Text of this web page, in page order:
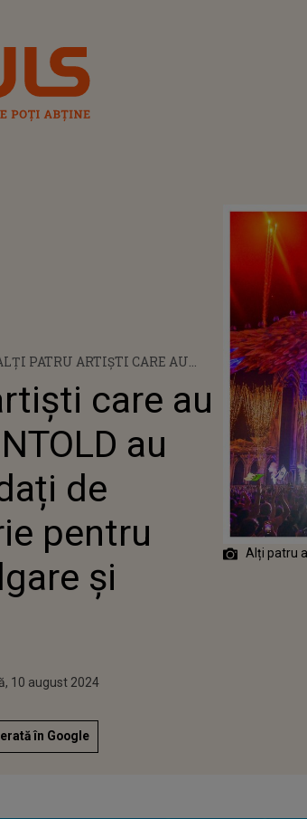
PATRU ARTIȘTI CARE AU
DE JANDARMERIE
VERSURI „VULGARE ȘI
care au
au
de
pentru
și
2023
10 august 2024
în Google
Alți patru